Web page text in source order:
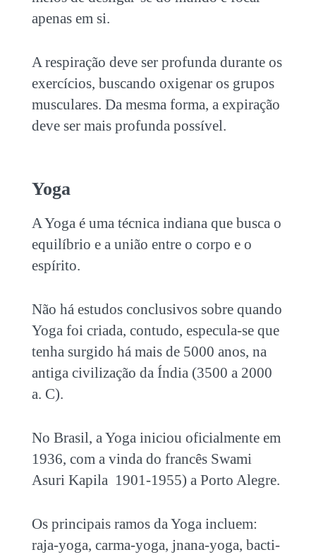
apenas em si.
A respiração deve ser profunda durante os
exercícios, buscando oxigenar os grupos
musculares. Da mesma forma, a expiração
deve ser mais profunda possível.
Yoga
A Yoga é uma técnica indiana que busca o
equilíbrio e a união entre o corpo e o
espírito.
Não há estudos conclusivos sobre quando
Yoga foi criada, contudo, especula-se que
tenha surgido há mais de 5000 anos, na
antiga civilização da Índia (3500 a 2000
a. C).
No Brasil, a Yoga iniciou oficialmente em
1936, com a vinda do francês Swami
Asuri Kapila 1901-1955) a Porto Alegre.
Os principais ramos da Yoga incluem:
raja-yoga, carma-yoga, jnana-yoga, bacti-